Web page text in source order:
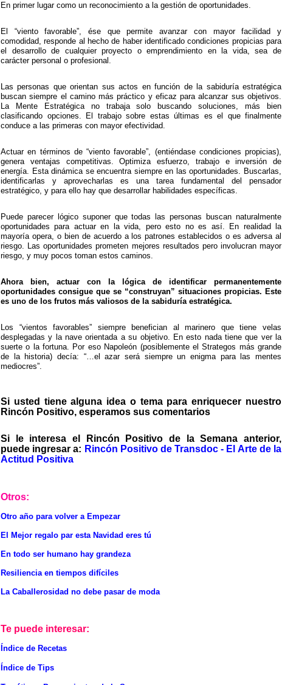
En primer lugar como un reconocimiento a la gestión de oportunidades.
El “viento favorable”, ése que permite avanzar con mayor facilidad y
comodidad, responde al hecho de haber identificado condiciones propicias para
el desarrollo de cualquier proyecto o emprendimiento en la vida, sea de
carácter personal o profesional.
Las personas que orientan sus actos en función de la sabiduría estratégica
buscan siempre el camino más práctico y eficaz para alcanzar sus objetivos.
La Mente Estratégica no trabaja solo buscando soluciones, más bien
clasificando opciones. El trabajo sobre estas últimas es el que finalmente
conduce a las primeras con mayor efectividad.
Actuar en términos de “viento favorable”, (entiéndase condiciones propicias),
genera ventajas competitivas. Optimiza esfuerzo, trabajo e inversión de
energía. Esta dinámica se encuentra siempre en las oportunidades. Buscarlas,
identificarlas y aprovecharlas es una tarea fundamental del pensador
estratégico, y para ello hay que desarrollar habilidades específicas.
Puede parecer lógico suponer que todas las personas buscan naturalmente
oportunidades para actuar en la vida, pero esto no es así. En realidad la
mayoría opera, o bien de acuerdo a los patrones establecidos o es adversa al
riesgo. Las oportunidades prometen mejores resultados pero involucran mayor
riesgo, y muy pocos toman estos caminos.
Ahora bien, actuar con la lógica de identificar permanentemente
oportunidades consigue que se “construyan” situaciones propicias. Este
es uno de los frutos más valiosos de la sabiduría estratégica.
Los “vientos favorables” siempre benefician al marinero que tiene velas
desplegadas y la nave orientada a su objetivo. En esto nada tiene que ver la
suerte o la fortuna. Por eso Napoleón (posiblemente el Strategos más grande
de la historia) decía: “…el azar será siempre un enigma para las mentes
mediocres”.
Si usted tiene alguna idea o tema para enriquecer nuestro
Rincón Positivo, esperamos sus comentarios
Si le interesa el Rincón Positivo de la Semana anterior,
puede ingresar a: Rincón Positivo de Transdoc - El Arte de la
Actitud Positiva
Otros:
Otro año para volver a Empezar
El Mejor regalo par esta Navidad eres tú
En todo ser humano hay grandeza
Resiliencia en tiempos difíciles
La Caballerosidad no debe pasar de moda
Te puede interesar:
Índice de Recetas
Índice de Tips